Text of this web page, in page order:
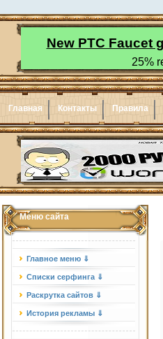
Главная Контакты Правила
Меню сайта
Главное меню ⇓
Списки серфинга ⇓
Раскрутка сайтов ⇓
История рекламы ⇓